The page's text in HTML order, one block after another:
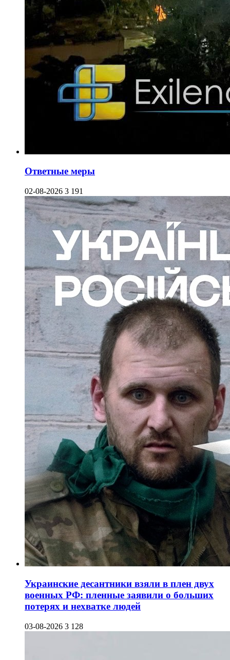
Ответные меры
02-08-2026 3 191
Украинские десантники взяли в плен двух
военных РФ: пленные заявили о больших
потерях и нехватке людей
03-08-2026 3 128